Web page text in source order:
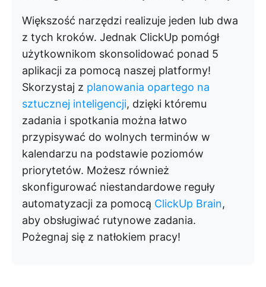
Większość narzędzi realizuje jeden lub dwa
z tych kroków. Jednak ClickUp pomógł
użytkownikom skonsolidować ponad 5
aplikacji za pomocą naszej platformy!
Skorzystaj z planowania opartego na
sztucznej inteligencji, dzięki któremu
zadania i spotkania można łatwo
przypisywać do wolnych terminów w
kalendarzu na podstawie poziomów
priorytetów. Możesz również
skonfigurować niestandardowe reguły
automatyzacji za pomocą ClickUp Brain,
aby obsługiwać rutynowe zadania.
Pożegnaj się z natłokiem pracy!